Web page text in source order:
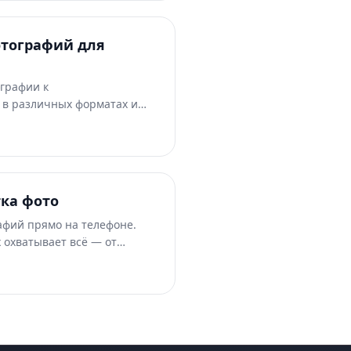
инструментов на основе
для
к
различных форматах и
управление
печати и
фото
прямо на телефоне.
всё — от
мобильного рабочего
профессионального